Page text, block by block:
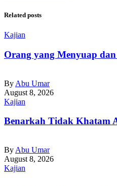
Related posts
Kajian
Orang yang Menyuap
By Abu Umar
August 8, 2026
Kajian
Benarkah Tidak Khatam
By Abu Umar
August 8, 2026
Kajian